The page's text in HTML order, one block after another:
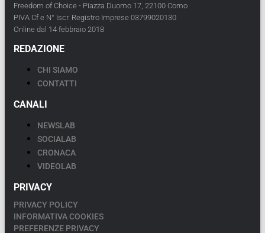
Freedom of Choice - Piazza Duomo 17, 22100 Como
PIVA Cf e N° Iscr. Registro Imprese 03799020130
Online dal 14 febbraio 2018
REDAZIONE
CHI SIAMO
CONTATTI
CANALI
NEWSLAB
SOCIALAB
CRONACA
VIDEOLAB
PRIVACY
PRIVACY POLICY
INFORMATIVA COOKIES
PREFERENZE PRIVACY